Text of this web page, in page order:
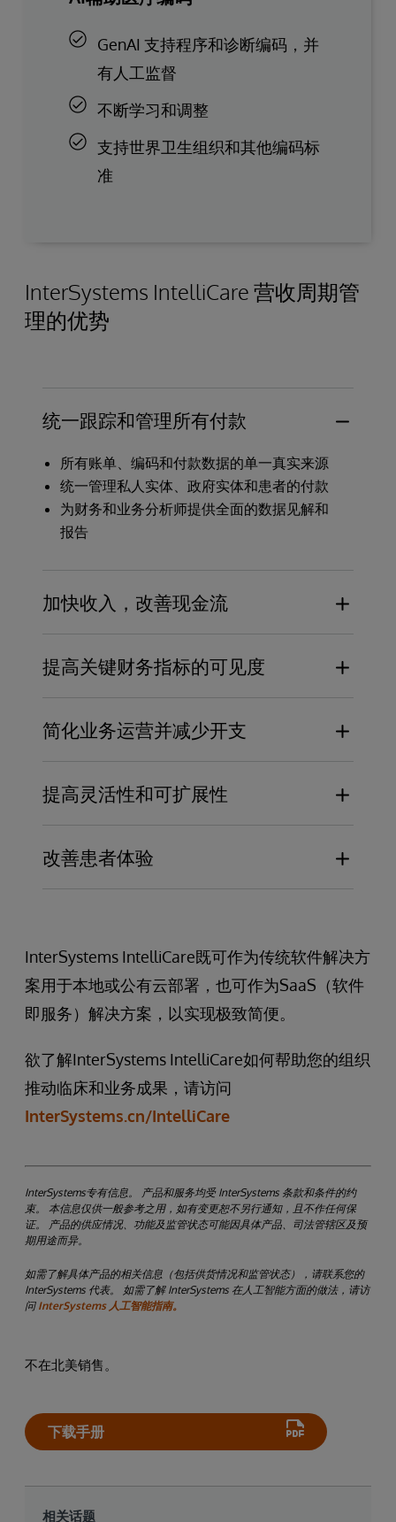
GenAI 支持程序和诊断编码，并
有人工监督
不断学习和调整
支持世界卫生组织和其他编码标
准
InterSystems IntelliCare 营收周期管
理的优势
统一跟踪和管理所有付款
所有账单、编码和付款数据的单一真实来源
统一管理私人实体、政府实体和患者的付款
为财务和业务分析师提供全面的数据见解和
报告
加快收入，改善现金流
避免编码不准确、漏记费用和 DRG 支付不
减少 A/R 天数，更快获得付款
提高关键财务指标的可见度
监控关键绩效指标，发现收入流失
简化业务运营并减少开支
释放资源，专注于更具战略性的任务
提高灵活性和可扩展性
与快速发展的监管要求保持同步
改善患者体验
提高患者满意度、忠诚度和保留率
InterSystems IntelliCare既可作为传统软件解决方
案用于本地或公有云部署，也可作为SaaS（软件
即服务）解决方案，以实现极致简便。
欲了解InterSystems IntelliCare如何帮助您的组织
推动临床和业务成果，请访问
InterSystems.cn/IntelliCare
InterSystems专有信息。 产品和服务均受 InterSystems 条款和条件的约
束。 本信息仅供一般参考之用，如有变更恕不另行通知，且不作任何保
证。 产品的供应情况、功能及监管状态可能因具体产品、司法管辖区及预
期用途而异。
如需了解具体产品的相关信息（包括供货情况和监管状态），请联系您的
InterSystems 代表。 如需了解 InterSystems 在人工智能方面的做法，请访
问 InterSystems 人工智能指南。
不在北美销售。
下载手册
相关话题